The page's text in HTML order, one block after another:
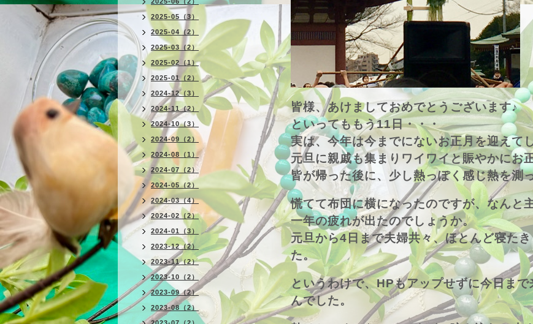
皆様、あけましておめでとうございます♪
といってももう11日・・・
実は、今年は今までにないお正月を迎えて
元旦に親戚も集まりワイワイと賑やかにお
皆が帰った後に、少し熱っぽく感じ熱を測
慌てて布団に横になったのですが、なんと
一年の疲れが出たのでしょうか。
元旦から4日まで夫婦共々、ほとんど寝た
た。
というわけで、HPもアップせずに今日ま
んでした。
2025-05（3）
2025-04（2）
2025-03（2）
2025-02（1）
2025-01（2）
2024-12（3）
2024-11（2）
2024-10（3）
2024-09（2）
2024-08（1）
2024-07（2）
2024-05（2）
2024-03（4）
2024-02（2）
2024-01（3）
2023-12（2）
2023-11（2）
2023-10（2）
2023-09（2）
2023-08（2）